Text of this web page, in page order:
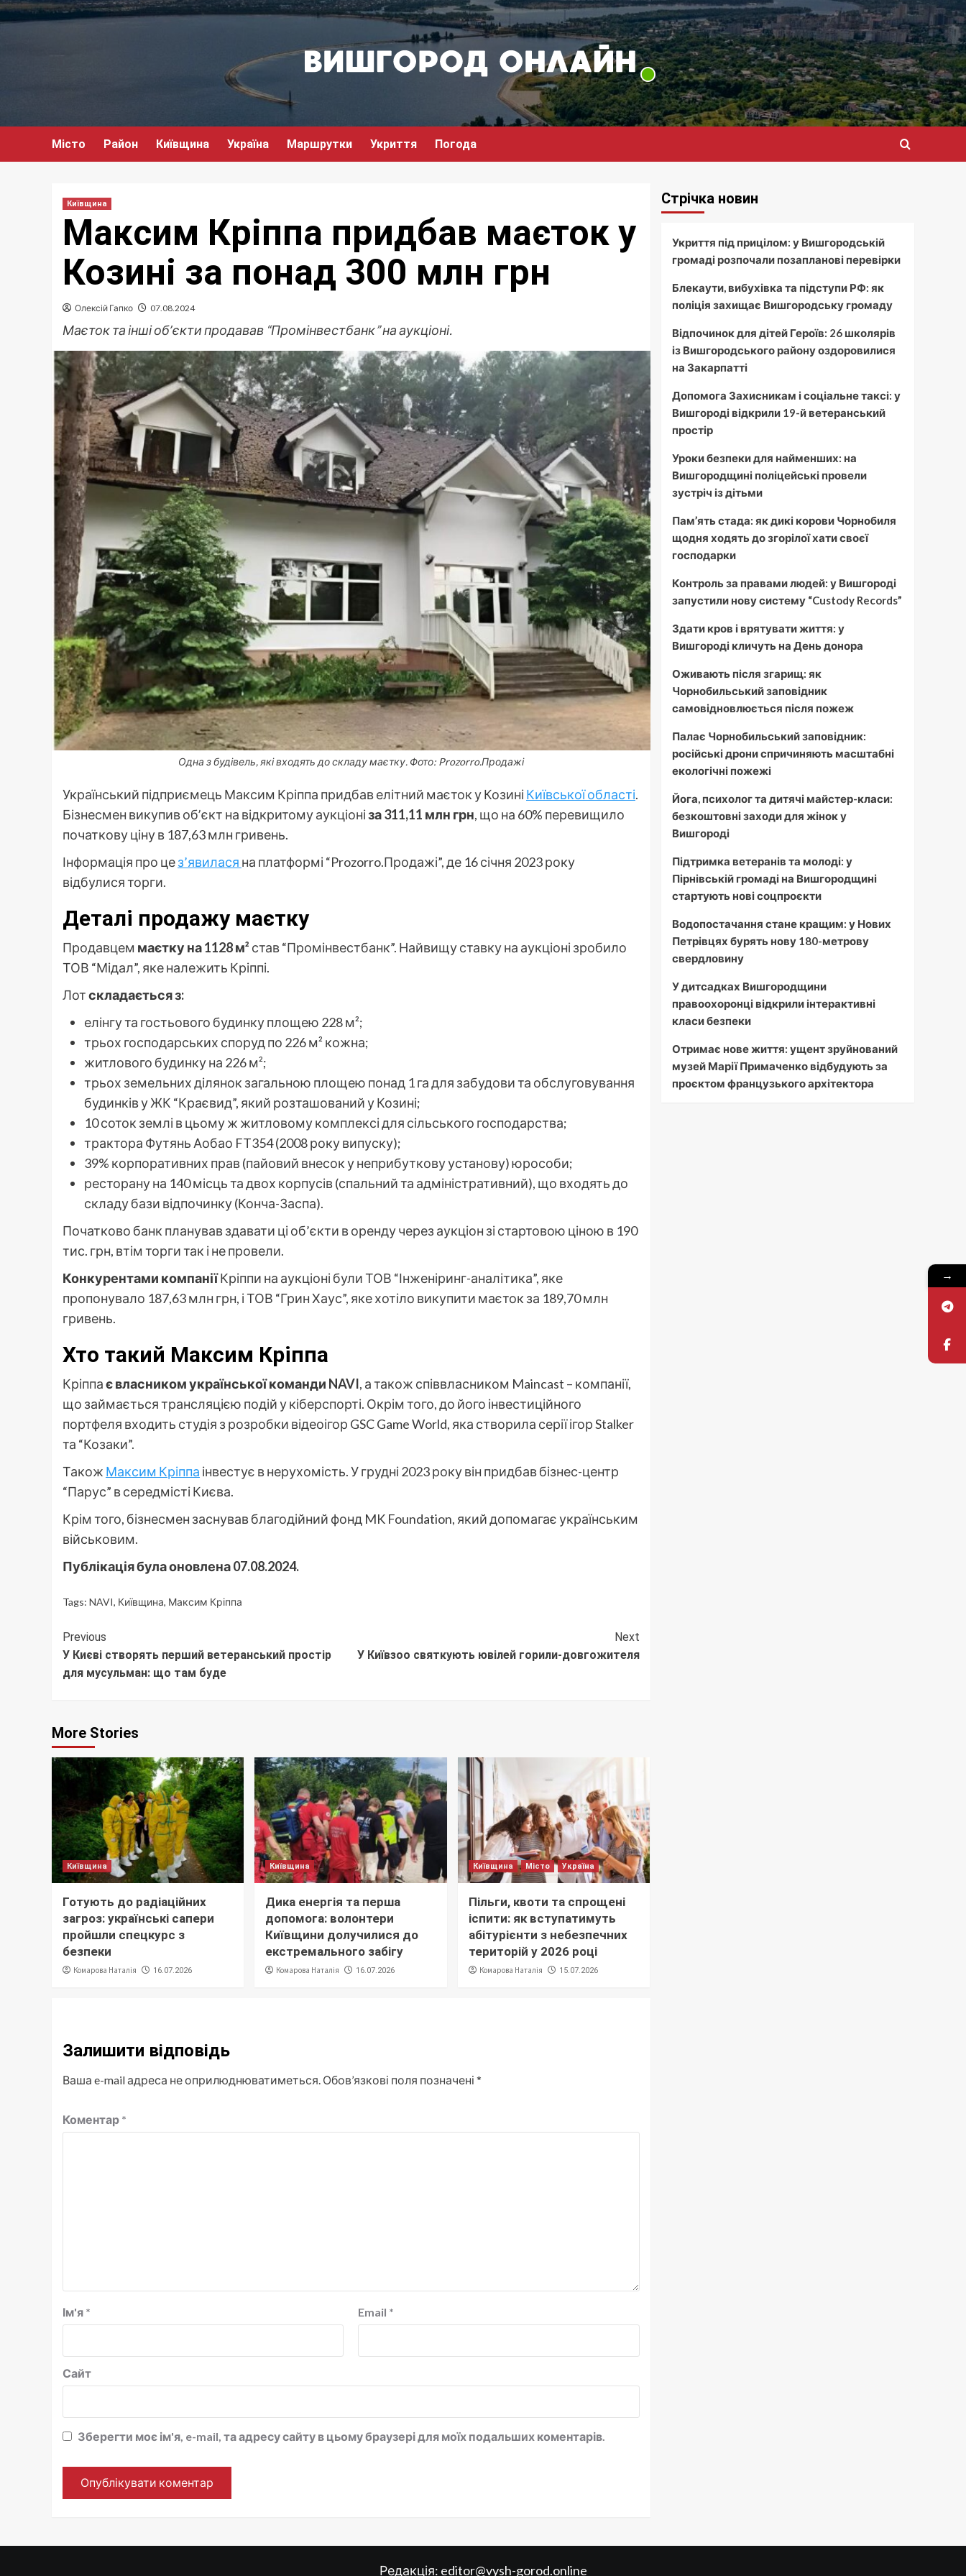
Перейти
до
Місто Район Київщина Україна Маршрутки Укриття Погода
Київщина
Максим Кріппа придбав маєток у
Козині за понад 300 млн грн
Олексій Гапко 07.08.2024
Маєток та інші обʼєкти продавав “Промінвестбанк” на аукціоні.
Одна з будівель, які входять до складу маєтку. Фото: Prozorro.Продажі
Український підприємець Максим Кріппа придбав елітний маєток у Козині Київської області.
Бізнесмен викупив обʼєкт на відкритому аукціоніза 311,11 млн грн, що на 60% перевищило
початкову ціну в 187,63 млн гривень.
Інформація про цез’явилася на платформі “Prozorro.Продажі”, де 16 січня 2023 року
відбулися торги.
Деталі продажу маєтку
Продавцем маєтку на 1128 м² став “Промінвестбанк”. Найвищу ставку на аукціоні зробило
ТОВ “Мідал”, яке належить Кріппі.
Лотскладається з:
елінгу та гостьового будинку площею 228 м²;
трьох господарських споруд по 226 м² кожна;
житлового будинку на 226 м²;
трьох земельних ділянок загальною площею понад 1 га для забудови та обслуговування
будинків у ЖК “Краєвид”, який розташований у Козині;
10 соток землі в цьому ж житловому комплексі для сільського господарства;
трактора Футянь Аобао FT354 (2008 року випуску);
39% корпоративних прав (пайовий внесок у неприбуткову установу) юрособи;
ресторану на 140 місць та двох корпусів (спальний та адміністративний), що входять до
складу бази відпочинку (Конча-Заспа).
Початково банк планував здавати ці об’єкти в оренду через аукціон зі стартовою ціною в 190
тис. грн, втім торги так і не провели.
Конкурентами компаніїКріппи на аукціоні були ТОВ “Інженіринг-аналітика”, яке
пропонувало 187,63 млн грн, і ТОВ “Грин Хаус”, яке хотіло викупити маєток за 189,70 млн
гривень.
Хто такий Максим Кріппа
Кріппає власникомукраїнської команди NAVI, а також співвласником Maincast – компанії,
що займається трансляцією подій у кіберспорті. Окрім того, до його інвестиційного
портфеля входить студія з розробки відеоігор GSC Game World, яка створила серії ігор Stalker
та “Козаки”.
Також Максим Кріппа інвестує в нерухомість. У грудні 2023 року він придбав бізнес-центр
“Парус” в середмісті Києва.
Крім того, бізнесмен заснував благодійний фонд MK Foundation, який допомагає українським
військовим.
Публікація була оновлена 07.08.2024.
Tags: NAVI, Київщина, Максим Кріппа
Continue
Reading
Previous
У Києві створять перший ветеранський простір
для мусульман: що там буде
Next
У Київзоо святкують ювілей горили-довгожителя
More Stories
Київщина
Готують до радіаційних
загроз: українські сапери
пройшли спецкурс з
безпеки
Комарова Наталія 16.07.2026
Київщина
Дика енергія та перша
допомога: волонтери
Київщини долучилися до
екстремального забігу
Комарова Наталія 16.07.2026
Київщина Місто Україна
Пільги, квоти та спрощені
іспити: як вступатимуть
абітурієнти з небезпечних
територій у 2026 році
Комарова Наталія 15.07.2026
Залишити відповідь
Ваша e-mail адреса не оприлюднюватиметься. Обов’язкові поля позначені *
Коментар *
Ім'я * Email *
Сайт
Зберегти моє ім'я, e-mail, та адресу сайту в цьому браузері для моїх подальших коментарів.
Стрічка новин
Укриття під прицілом: у Вишгородській
громаді розпочали позапланові перевірки
Блекаути, вибухівка та підступи РФ: як
поліція захищає Вишгородську громаду
Відпочинок для дітей Героїв: 26 школярів
із Вишгородського району оздоровилися
на Закарпатті
Допомога Захисникам і соціальне таксі: у
Вишгороді відкрили 19-й ветеранський
простір
Уроки безпеки для найменших: на
Вишгородщині поліцейські провели
зустріч із дітьми
Пам’ять стада: як дикі корови Чорнобиля
щодня ходять до згорілої хати своєї
господарки
Контроль за правами людей: у Вишгороді
запустили нову систему “Custody Records”
Здати кров і врятувати життя: у
Вишгороді кличуть на День донора
Оживають після згарищ: як
Чорнобильський заповідник
самовідновлюється після пожеж
Палає Чорнобильський заповідник:
російські дрони спричиняють масштабні
екологічні пожежі
Йога, психолог та дитячі майстер-класи:
безкоштовні заходи для жінок у
Вишгороді
Підтримка ветеранів та молоді: у
Пірнівській громаді на Вишгородщині
стартують нові соцпроєкти
Водопостачання стане кращим: у Нових
Петрівцях бурять нову 180-метрову
свердловину
У дитсадках Вишгородщини
правоохоронці відкрили інтерактивні
класи безпеки
Отримає нове життя: ущент зруйнований
музей Марії Примаченко відбудують за
проєктом французького архітектора
Редакція: editor@vysh-gorod.online
→